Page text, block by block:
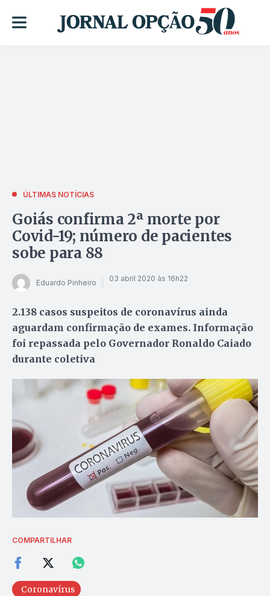
ÚLTIMAS NOTÍCIAS
Goiás confirma 2ª morte por
Covid-19; número de pacientes
sobe para 88
Eduardo Pinheiro 03 abril 2020 às 16h22
2.138 casos suspeitos de coronavírus ainda
aguardam confirmação de exames. Informação
foi repassada pelo Governador Ronaldo Caiado
durante coletiva
COMPARTILHAR
Coronavírus